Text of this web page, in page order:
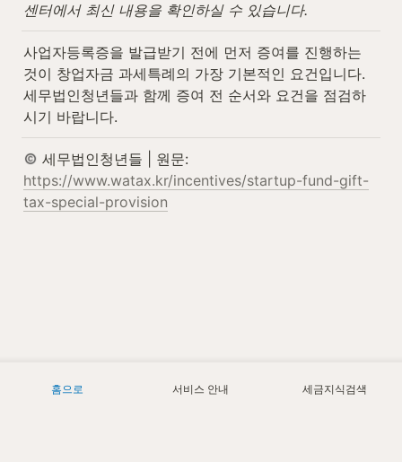
센터에서 최신 내용을 확인하실 수 있습니다.
사업자등록증을 발급받기 전에 먼저 증여를 진행하는
것이 창업자금 과세특례의 가장 기본적인 요건입니다.
세무법인청년들과 함께 증여 전 순서와 요건을 점검하
시기 바랍니다.
https://www.watax.kr/incentives/startup-fund-gift-
tax-special-provision
홈으로 서비스 안내 세금지식검색